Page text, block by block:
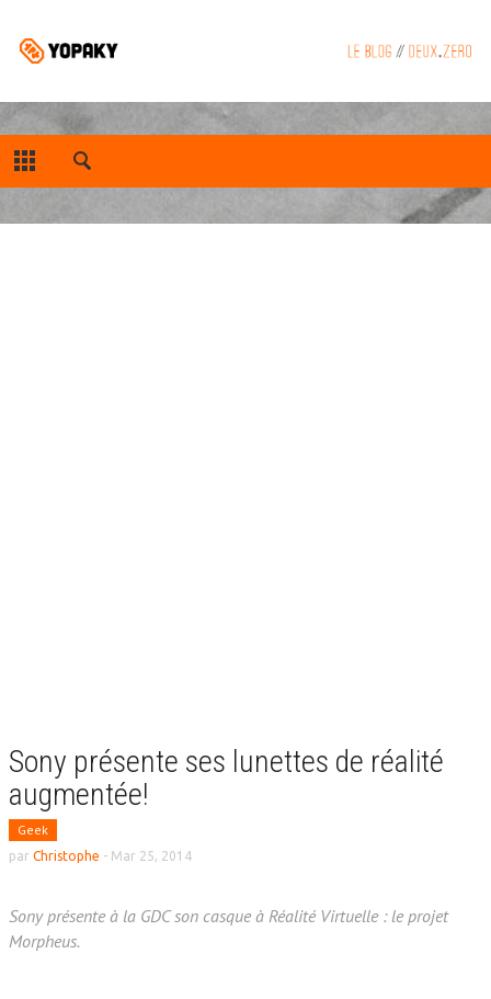
Sony présente ses lunettes de réalité
augmentée!
Geek
par Christophe - Mar 25, 2014
Sony présente à la GDC son casque à Réalité Virtuelle : le projet
Morpheus.